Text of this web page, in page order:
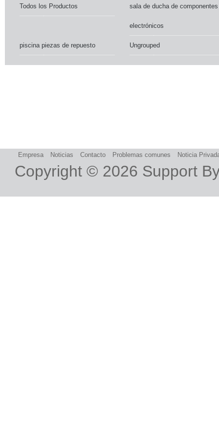
Todos los Productos sala de ducha de componentes
electrónicos
piscina piezas de repuesto Ungrouped
Empresa Noticias Contacto Problemas comunes Noticia
Copyright © 2026 Support